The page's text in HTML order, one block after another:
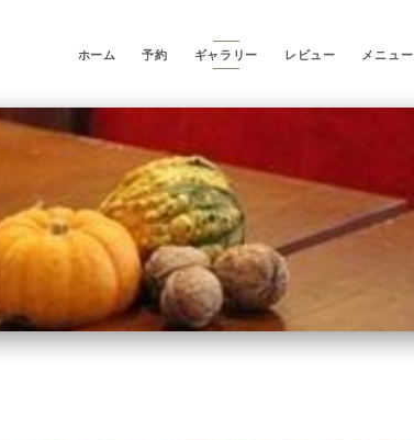
ホーム 予約 ギャラリー レビュー メニュー